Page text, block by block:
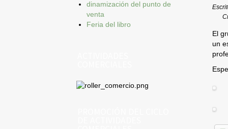
El
un
dinamización del punto de
venta
Feria del libro